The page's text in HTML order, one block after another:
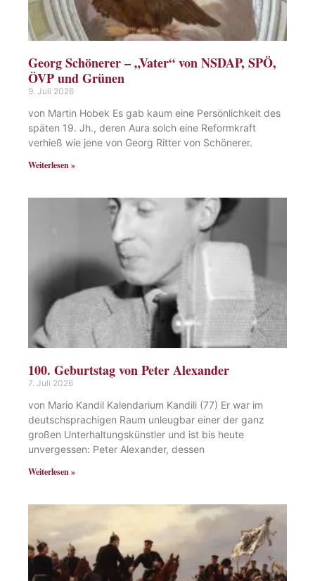
Georg Schönerer – „Vater“ von NSDAP, SPÖ,
ÖVP und Grünen
9. Juli 2026
von Martin Hobek Es gab kaum eine Persönlichkeit des
späten 19. Jh., deren Aura solch eine Reformkraft
verhieß wie jene von Georg Ritter von Schönerer.
Weiterlesen »
100. Geburtstag von Peter Alexander
7. Juli 2026
von Mario Kandil Kalendarium Kandili (77) Er war im
deutschsprachigen Raum unleugbar einer der ganz
großen Unterhaltungskünstler und ist bis heute
unvergessen: Peter Alexander, dessen
Weiterlesen »